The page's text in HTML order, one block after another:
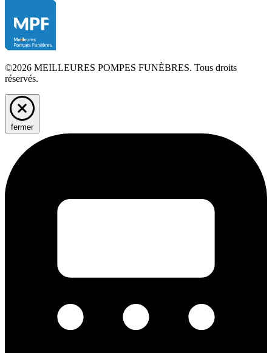
©2026 MEILLEURES POMPES FUNÈBRES. Tous droits
réservés.
fermer